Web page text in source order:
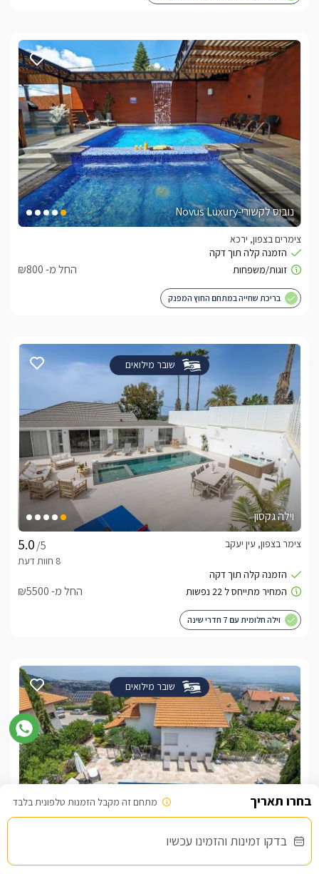
מתחם זה מקבל הזמנות טלפונית בלבד
בדקו זמינות והזמינו עכשיו
נובוס לקשורי-Novus Luxury
צימרים בצפון, ירכא
החל מ- ₪800
בריכת שחייה במתחם החוץ המפנק
שובר מילואים
וילה גקסון
/5
צימר בצפון, עין יעקב
החל מ- ₪5500
וילה חלומית עם 7 חדרי שינה
שובר מילואים
וילה פינה בהר
/5
צימרים בצפון, ראש פינה